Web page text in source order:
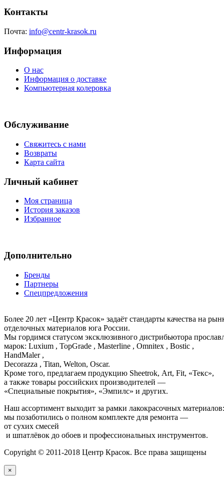
Контакты
Почта: info@centr-krasok.ru
Информация
О нас
Информация о доставке
Компьютерная колеровка
Обслуживание
Свяжитесь с нами
Возвраты
Карта сайта
Личный кабинет
Моя страница
История заказов
Избранное
Дополнительно
Бренды
Партнеры
Спецпредложения
Более 20 лет «Центр Красок» задаёт стандарты качества на
отделочных материалов юга России.
Мы гордимся статусом эксклюзивного дистрибьютора
марок: Luxium , TopGrade , Masterline , Omnitex , Bostic ,
HandMaler ,
Decorazza , Titan, Welton, Oscar.
Кроме того, предлагаем продукцию Sheetrok, Art, Fit, «Текс»,
а также товары российских производителей —
«Специальные покрытия», «Эмпилс» и других.
Наш ассортимент выходит за рамки лакокрасочных
мы позаботились о полном комплекте для ремонта —
от сухих смесей
и шпатлёвок до обоев и профессиональных инструментов.
Copyright © 2011-2018 Центр Красок. Все права защищены
×